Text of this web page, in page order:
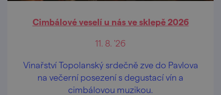
Cimbálové veselí u nás ve sklepě 2026
11. 8. '26
Vinařství Topolanský srdečně zve do Pavlova
na večerní posezení s degustací vín a
cimbálovou muzikou.